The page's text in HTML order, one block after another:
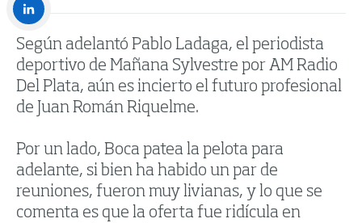
Según adelantó Pablo Ladaga, el periodista
deportivo de Mañana Sylvestre por AM Radio
Del Plata, aún es incierto el futuro profesional
de Juan Román Riquelme.
Por un lado, Boca patea la pelota para
adelante, si bien ha habido un par de
reuniones, fueron muy livianas, y lo que se
comenta es que la oferta fue ridícula en
LinkedIn